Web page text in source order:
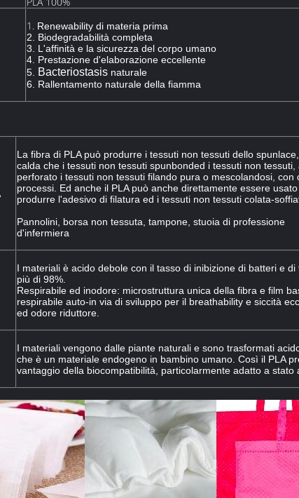
1. Renewability di materia prima
2. Biodegradabilità completa
3. L'affinità e la sicurezza del corpo umano
4. Prestazione d'elaborazione eccellente
5.
Bacteriostasis naturale
6. Rallentamento naturale della fiamma
La fibra di PLA può produrre i tessuti non tessuti dello
calda che i tessuti non tessuti spunbonded i tessuti non tessuti,
perforato i tessuti non tessuti filando pura o mescolandosi, con
processi. Ed anche il PLA può anche direttamente essere
produrre l'adesivo di filatura ed i tessuti non tessuti colata-
Pannolini, borsa non tessuta, tampone, stuoia di professione
d'infermiera
I materiali è acido debole con il tasso di inibizione di batteri e di
più di 98%.
Respirabile ed inodore: microstruttura unica della fibra e film
respirabile auto-in via di sviluppo per il breathability e siccità
ed odore riduttore.
I materiali vengono dalle piante naturali e sono trasformati
che è un materiale endogeno in bambino umano. Così il PLA
vantaggio della biocompatibilità , particolarmente adatto a stato